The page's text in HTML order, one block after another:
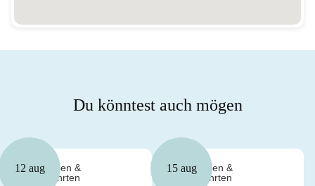
Du könntest auch mögen
12 aug
Führungen &
Kreuzfahrten
15 aug
Führungen &
Kreuzfahrten